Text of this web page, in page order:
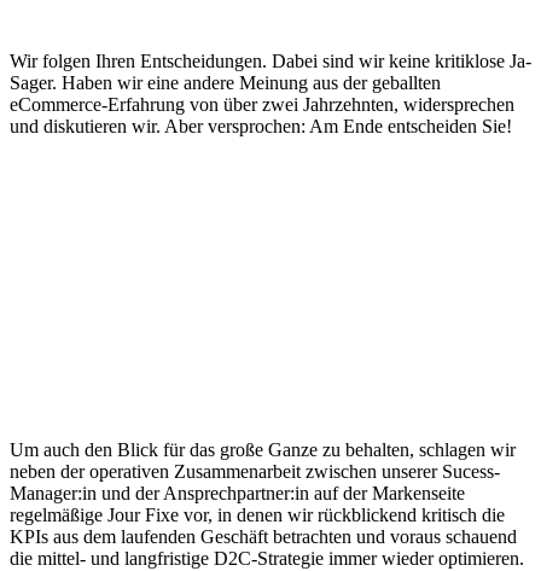
Wir folgen Ihren Entscheidungen. Dabei sind wir keine kritiklose Ja-
Sager. Haben wir eine andere Meinung aus der geballten
eCommerce-Erfahrung von über zwei Jahrzehnten, widersprechen
und diskutieren wir. Aber versprochen: Am Ende entscheiden Sie!
Um auch den Blick für das große Ganze zu behalten, schlagen wir
neben der operativen Zusammenarbeit zwischen unserer Sucess-
Manager:in und der Ansprechpartner:in auf der Markenseite
regelmäßige Jour Fixe vor, in denen wir rückblickend kritisch die
KPIs aus dem laufenden Geschäft betrachten und voraus schauend
die mittel- und langfristige D2C-Strategie immer wieder optimieren.